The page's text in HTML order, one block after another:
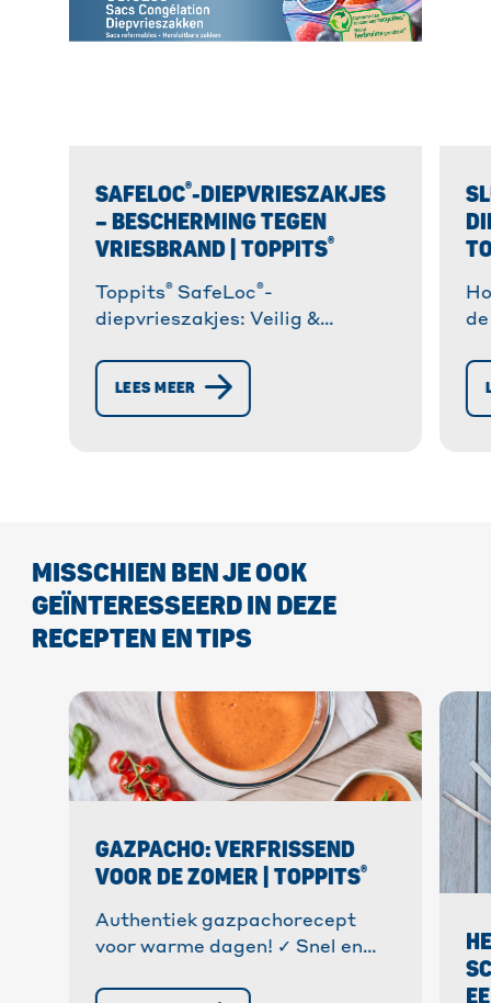
SAFELOC®-DIEPVRIESZAKJES
– BESCHERMING TEGEN
VRIESBRAND | TOPPITS®
Toppits® SafeLoc®-
diepvrieszakjes: Veilig &
Scheurvast ✓ Hersluitbaar ✓
Gemaakt van 35% gerecyclede
LEES MEER
MISSCHIEN BEN JE OOK
GEÏNTERESSEERD IN DEZE
RECEPTEN EN TIPS
GAZPACHO: VERFRISSEND
VOOR DE ZOMER | TOPPITS®
Authentiek gazpachorecept
voor warme dagen! ✓ Snel en